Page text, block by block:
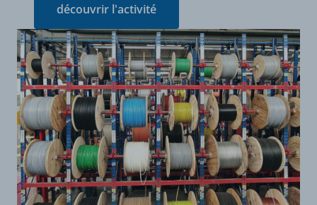
découvrir l'activité